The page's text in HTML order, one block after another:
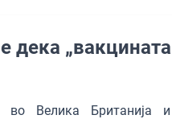
дека
Велика Британија и